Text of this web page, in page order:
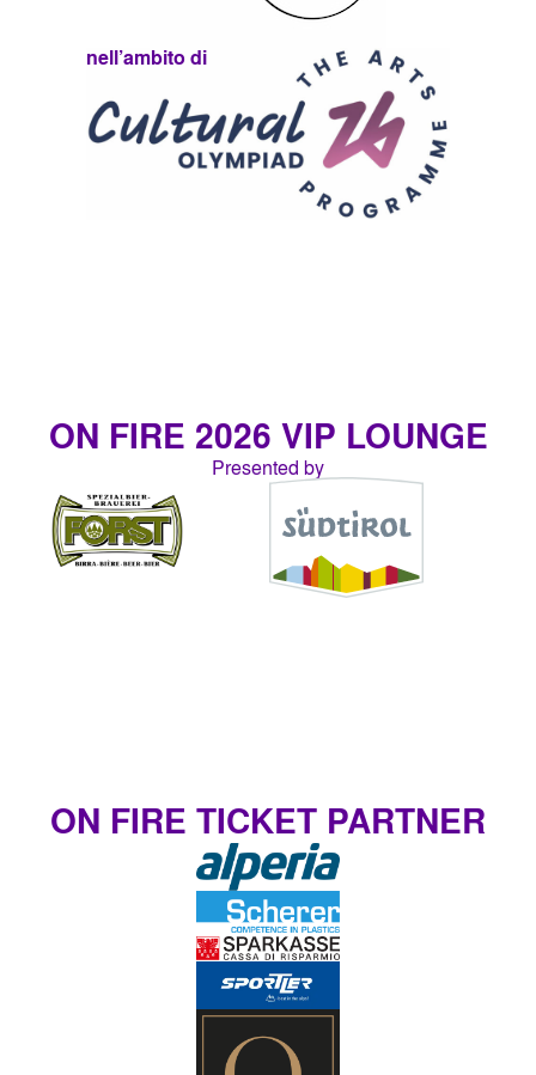
nell’ambito di
ON FIRE 2026 VIP LOUNGE
Presented by
ON FIRE TICKET PARTNER